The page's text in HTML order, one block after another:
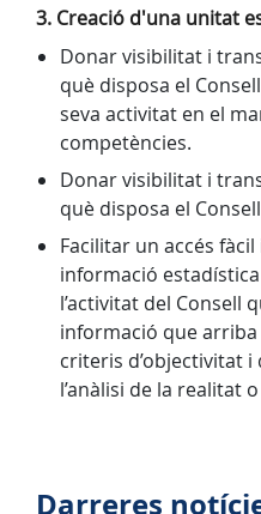
3. Creació d'una unitat
Donar visibilitat i
què disposa el
seva activitat en el
competències.
Donar visibilitat i
què disposa el
Facilitar un accés
informació
l’activitat del Consell
informació que arriba
criteris d’objectivitat i
l’anàlisi de la realitat
Darreres